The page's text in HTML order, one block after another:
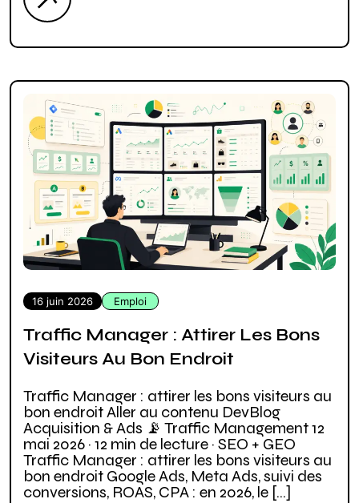
16 juin 2026 Emploi
Traffic Manager : Attirer Les Bons
Visiteurs Au Bon Endroit
Traffic Manager : attirer les bons visiteurs au
bon endroit Aller au contenu DevBlog
Acquisition & Ads 📡 Traffic Management 12
mai 2026 · 12 min de lecture · SEO + GEO
Traffic Manager : attirer les bons visiteurs au
bon endroit Google Ads, Meta Ads, suivi des
conversions, ROAS, CPA : en 2026, le […]